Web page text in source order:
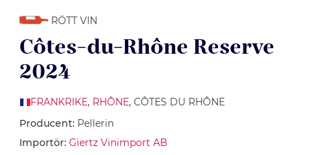
RÖTT VIN
Côtes-du-Rhône Reserve
2024
FRANKRIKE, RHÔNE, CÔTES DU RHÔNE
Producent: Pellerin
Importör: Giertz Vinimport AB